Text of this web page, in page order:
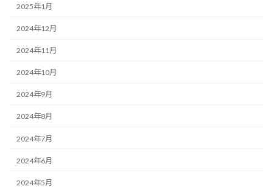
2025年1月
2024年12月
2024年11月
2024年10月
2024年9月
2024年8月
2024年7月
2024年6月
2024年5月